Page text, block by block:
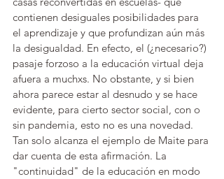
contienen desiguales posibilidades para
el aprendizaje y que profundizan aún más
la desigualdad. En efecto, el (¿necesario?)
pasaje forzoso a la educación virtual deja
afuera a muchxs. No obstante, y si bien
ahora parece estar al desnudo y se hace
evidente, para cierto sector social, con o
sin pandemia, esto no es una novedad.
Tan solo alcanza el ejemplo de Maite para
dar cuenta de esta afirmación. La
"continuidad" de la educación en modo